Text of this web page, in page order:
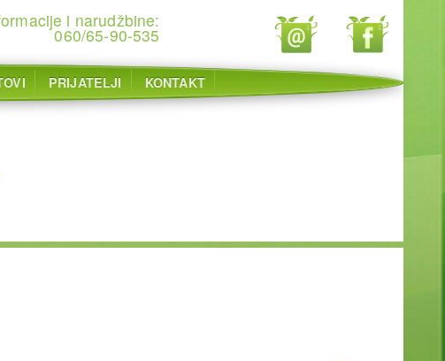
i narudžbine:
060/65-90-535
PRIJATELJI KONTAKT